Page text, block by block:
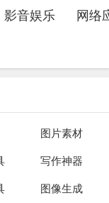
影音娱乐 网络
图片素材
写作神器
图像生成